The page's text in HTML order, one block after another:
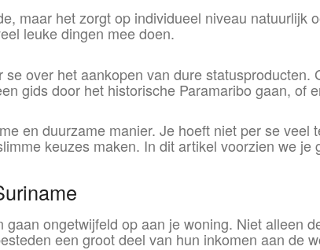
maar het zorgt op individueel niveau
leuke dingen mee doen.
over het aankopen van dure
gids door het historische Paramaribo gaan, of
en duurzame manier. Je hoeft niet per se
keuzes maken. In dit artikel voorzien we
ongetwijfeld op aan je woning. Niet alleen
een groot deel van hun inkomen aan de